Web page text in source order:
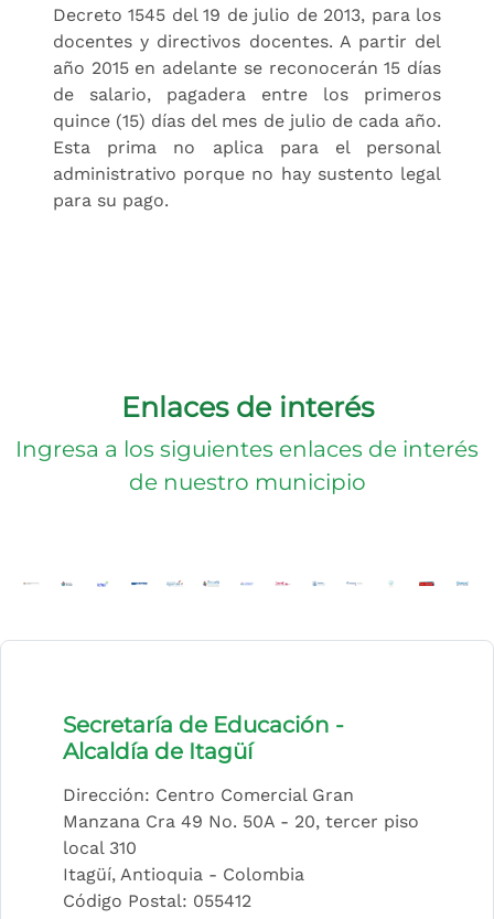
Decreto 1545 del 19 de julio de 2013, para los
docentes y directivos docentes. A partir del
año 2015 en adelante se reconocerán 15 días
de salario, pagadera entre los primeros
quince (15) días del mes de julio de cada año.
Esta prima no aplica para el personal
administrativo porque no hay sustento legal
para su pago.
Enlaces de interés
Ingresa a los siguientes enlaces de interés
de nuestro municipio
(Este enlace abrirá una nueva pestaña)
(Este enlace abrirá una nueva pestaña)
(Este enlace abrirá una nueva pestaña)
(Este enlace abrirá una nueva pestaña)
(Este enlace abrirá una nueva
(Este enlace abrirá una nueva
(Este enlace abrirá una
(Este enlace abrirá
(Este enlace
(Este enlace
(Este(Este
Secretaría de Educación -
Alcaldía de Itagüí
Dirección: Centro Comercial Gran
Manzana Cra 49 No. 50A - 20, tercer piso
local 310
Itagüí, Antioquia - Colombia
Código Postal: 055412